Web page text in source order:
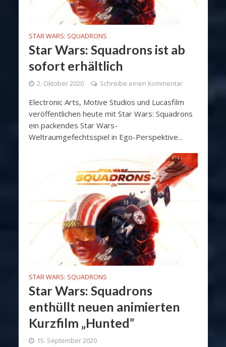
STAR WARS: SQUADRONS
Star Wars: Squadrons ist ab
sofort erhältlich
2. Oktober 2020 Schreibe einen Kommentar
Electronic Arts, Motive Studios und Lucasfilm
veröffentlichen heute mit Star Wars: Squadrons
ein packendes Star Wars-
Weltraumgefechtsspiel in Ego-Perspektive...
STAR WARS: SQUADRONS
Star Wars: Squadrons
enthüllt neuen animierten
Kurzfilm „Hunted”
15. September 2020